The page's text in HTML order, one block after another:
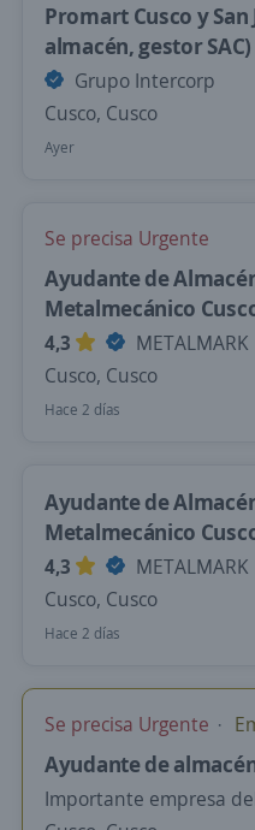
Promart Cusco y
almacén, gestor SAC)
Grupo Intercorp
Cusco, Cusco
Ayer
Se precisa Urgente
Ayudante de
Metalmecánico
4,3
METALMARK
Cusco, Cusco
Hace 2 días
Ayudante de
Metalmecánico
4,3
METALMARK
Cusco, Cusco
Hace 2 días
Se precisa Urgente
Ayudante de
Importante empresa